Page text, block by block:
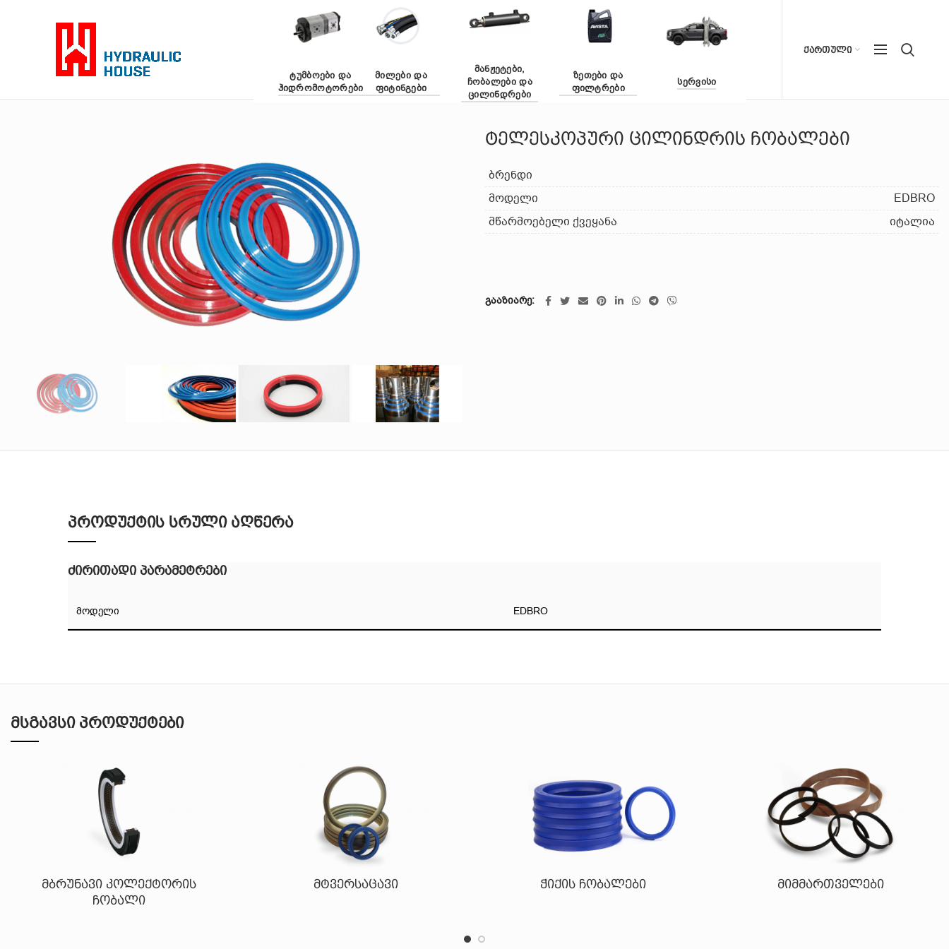
ᲢᲣᲛᲑᲝᲔᲑᲘ ᲓᲐ
ᲰᲘᲓᲠᲝᲛᲝᲢᲝᲠᲔᲑᲘ
ᲛᲘᲚᲔᲑᲘ ᲓᲐ
ᲤᲘᲢᲘᲜᲒᲔᲑᲘ
ᲛᲐᲜᲟᲔᲢᲔᲑᲘ,
ᲩᲝᲑᲐᲚᲔᲑᲘ ᲓᲐ
ᲪᲘᲚᲘᲜᲓᲠᲔᲑᲘ
ᲖᲔᲗᲔᲑᲘ ᲓᲐ
ᲤᲘᲚᲢᲠᲔᲑᲘ
ᲡᲔᲠᲕᲘᲡᲘ
ᲥᲐᲠᲗᲣᲚᲘ
ტელესკოპური ცილინდრის ჩობალები
ბრენდი
მოდელი
EDBRO
მწარმოებელი ქვეყანა
იტალია
გააზიარე
პროდუქტის სრული აღწერა
ძირითადი პარამეტრები
მოდელი EDBRO
ᲛᲡᲒᲐᲕᲡᲘ ᲞᲠᲝᲓᲣᲥᲢᲔᲑᲘ
მბრუნავი კოლექტორის
ჩობალი
მტვერსაცავი ჭიქის ჩობალები მიმმართველები